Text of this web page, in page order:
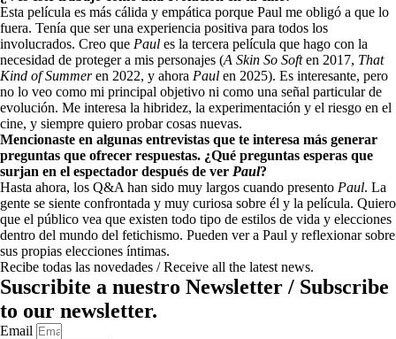
Esta película es más cálida y empática porque Paul me obligó a que lo
fuera. Tenía que ser una experiencia positiva para todos los
involucrados. Creo que Paul es la tercera película que hago con la
necesidad de proteger a mis personajes (A Skin So Soften 2017, That
Kind of Summeren 2022, y ahora Paul en 2025). Es interesante, pero
no lo veo como mi principal objetivo ni como una señal particular de
evolución. Me interesa la hibridez, la experimentación y el riesgo en el
cine, y siempre quiero probar cosas nuevas.
Mencionaste en algunas entrevistas que te interesa más generar
preguntas que ofrecer respuestas. ¿Qué preguntas esperas que
surjan en el espectador después de ver Paul?
Hasta ahora, los Q&A han sido muy largos cuando presento Paul. La
gente se siente confrontada y muy curiosa sobre él y la película. Quiero
que el público vea que existen todo tipo de estilos de vida y elecciones
dentro del mundo del fetichismo. Pueden ver a Paul y reflexionar sobre
sus propias elecciones íntimas.
Recibe todas las novedades / Receive all the latest news.
Suscribite a nuestro Newsletter / Subscribe
to our newsletter.
Email